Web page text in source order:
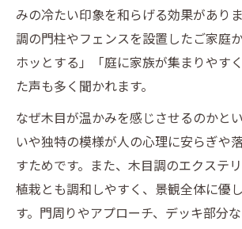
エクステリアと自然素材の相
ナチュラル派から支持される
外構に温かみをもたらす木目調の
木目調エクステリアが外構に
み
ウッド調素材で外構の印象が
エクステリア全体をやわらげ
みの冷たい印象を和らげる効果があり
調の門柱やフェンスを設置したご家庭
ホッとする」「庭に家族が集まりやす
た声も多く聞かれます。
なぜ木目が温かみを感じさせるのかと
いや独特の模様が人の心理に安らぎや
すためです。また、木目調のエクステ
植栽とも調和しやすく、景観全体に優
す。門周りやアプローチ、デッキ部分